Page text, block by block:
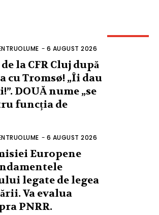
- 6 AUGUST 2026
la CFR Cluj după
cu Tromsø! „Îi dau
DOUĂ nume „se
funcția de
- 6 AUGUST 2026
Europene
legate de legea
Va evalua
PNRR.